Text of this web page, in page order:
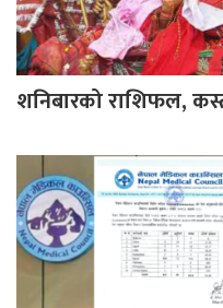
शनिबारको राशिफल,